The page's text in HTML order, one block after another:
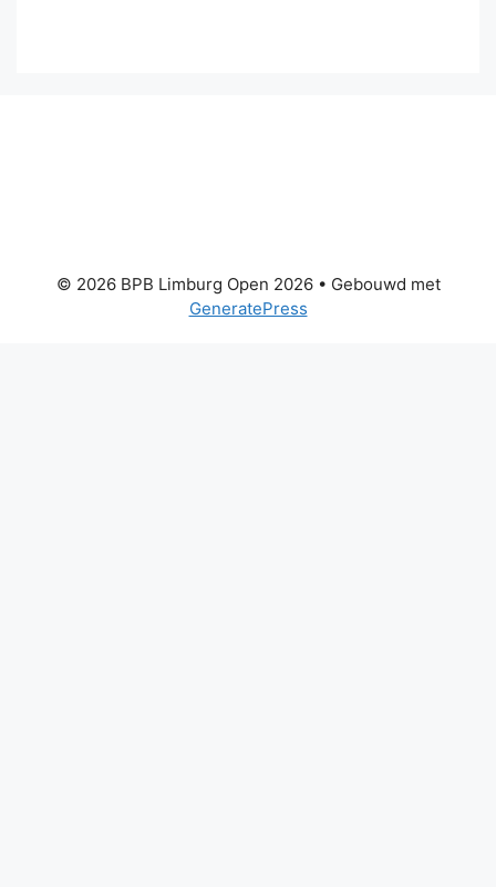
© 2026 BPB Limburg Open 2026• Gebouwd met
GeneratePress